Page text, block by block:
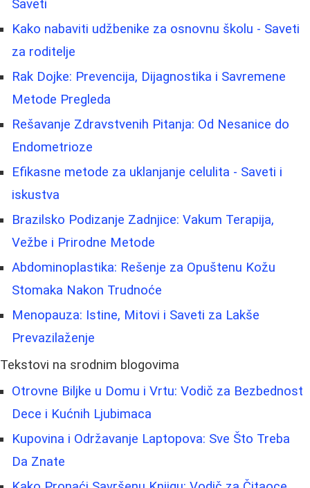
Saveti
Kako nabaviti udžbenike za osnovnu školu - Saveti
za roditelje
Rak Dojke: Prevencija, Dijagnostika i Savremene
Metode Pregleda
Rešavanje Zdravstvenih Pitanja: Od Nesanice do
Endometrioze
Efikasne metode za uklanjanje celulita - Saveti i
iskustva
Brazilsko Podizanje Zadnjice: Vakum Terapija,
Vežbe i Prirodne Metode
Abdominoplastika: Rešenje za Opuštenu Kožu
Stomaka Nakon Trudnoće
Menopauza: Istine, Mitovi i Saveti za Lakše
Prevazilaženje
Tekstovi na srodnim blogovima
Otrovne Biljke u Domu i Vrtu: Vodič za Bezbednost
Dece i Kućnih Ljubimaca
Kupovina i Održavanje Laptopova: Sve Što Treba
Da Znate